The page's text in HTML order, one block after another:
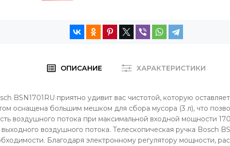
ОПИСАНИЕ ХАРАКТЕРИСТИКИ
BSN1701RU приятно удивит вас чистотой, которую
оснащена большим мешком для сбора мусора (3 л), что
воздушного потока при максимальной входной мощности
воздушного потока. Телескопическая ручка Bosch
Благодаря электронному регулятору мощности,